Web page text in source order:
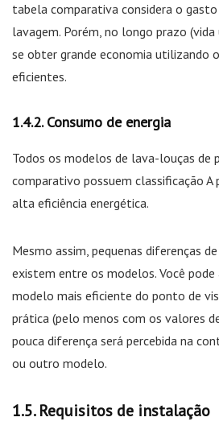
tabela comparativa considera o
lavagem. Porém, no longo prazo
se obter grande economia utilizando
eficientes.
Consumo de energia
Todos os modelos de lava-louças de
comparativo possuem classificação A
alta eficiência energética.
Mesmo assim, pequenas diferenças
existem entre os modelos. Você
modelo mais eficiente do ponto de
prática (pelo menos com os valores
pouca diferença será percebida na
ou outro modelo.
Requisitos de instalação